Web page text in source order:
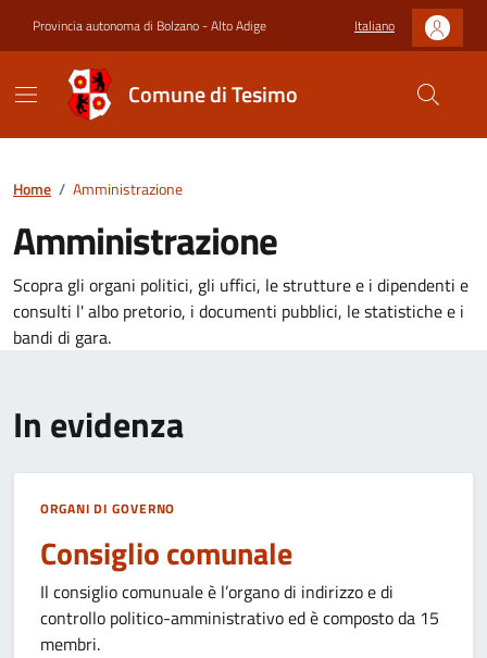
Provincia autonoma di Bolzano - Alto Adige Italiano
Comune di Tesimo
Home / Amministrazione
Amministrazione
Scopra gli organi politici, gli uffici, le strutture e i dipendenti e
consulti l' albo pretorio, i documenti pubblici, le statistiche e i
bandi di gara.
In evidenza
ORGANI DI GOVERNO
Consiglio comunale
Il consiglio comunualeè l’organo di indirizzo e di
controllo politico-amministrativo edè composto da 15
membri.